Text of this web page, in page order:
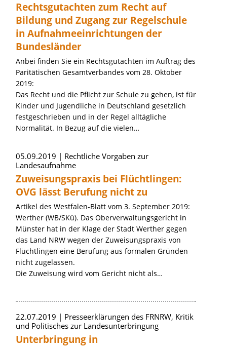
Rechtsgutachten zum Recht auf
Bildung und Zugang zur Regelschule
in Aufnahmeeinrichtungen der
Bundesländer
Anbei finden Sie ein Rechtsgutachten im Auftrag des
Paritätischen Gesamtverbandes vom 28. Oktober
2019:
Das Recht und die Pflicht zur Schule zu gehen, ist für
Kinder und Jugendliche in Deutschland gesetzlich
festgeschrieben und in der Regel alltägliche
Normalität. In Bezug auf die vielen…
05.09.2019
Rechtliche Vorgaben zur
Landesaufnahme
Zuweisungspraxis bei Flüchtlingen:
OVG lässt Berufung nicht zu
Artikel des Westfalen-Blatt vom 3. September 2019:
Werther (WB/SKü). Das Oberverwaltungsgericht in
Münster hat in der Klage der Stadt Werther gegen
das Land NRW wegen der Zuweisungspraxis von
Flüchtlingen eine Berufung aus formalen Gründen
nicht zugelassen.
Die Zuweisung wird vom Gericht nicht als…
22.07.2019
Presseerklärungen des FRNRW, Kritik
und Politisches zur Landesunterbringung
Unterbringung in